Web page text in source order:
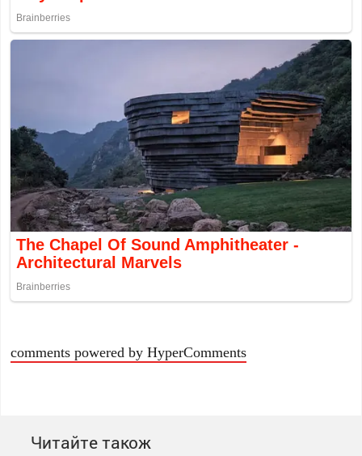
comments powered by HyperComments
Читайте також